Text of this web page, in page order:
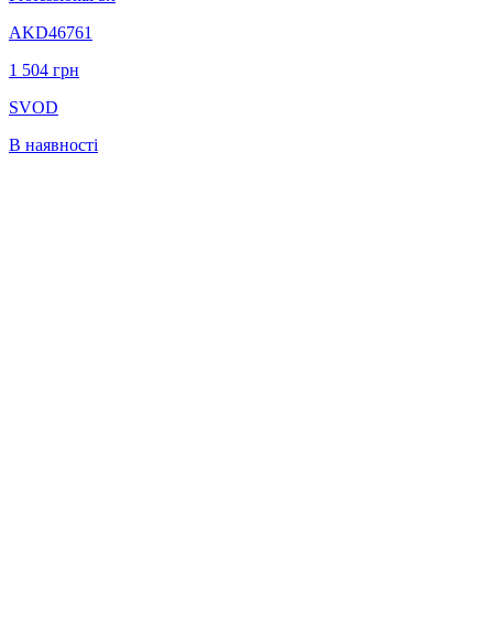
AKD46761
1 504 грн
SVOD
В наявності